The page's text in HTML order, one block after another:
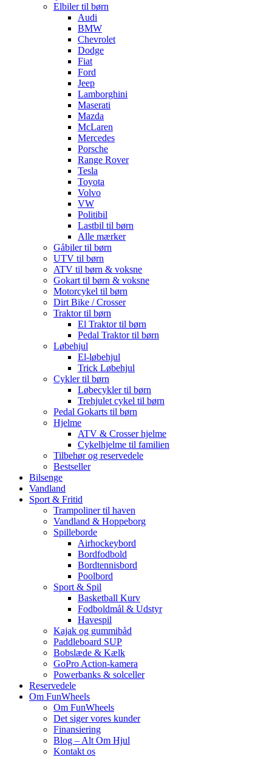
Elbiler til børn
Audi
BMW
Chevrolet
Dodge
Fiat
Ford
Jeep
Lamborghini
Maserati
Mazda
McLaren
Mercedes
Porsche
Range Rover
Tesla
Toyota
Volvo
VW
Politibil
Lastbil til børn
Alle mærker
Gåbiler til børn
UTV til børn
ATV til børn & voksne
Gokart til børn & voksne
Motorcykel til børn
Dirt Bike / Crosser
Traktor til børn
El Traktor til børn
Pedal Traktor til børn
Løbehjul
El-løbehjul
Trick Løbehjul
Cykler til børn
Løbecykler til børn
Trehjulet cykel til børn
Pedal Gokarts til børn
Hjelme
ATV & Crosser hjelme
Cykelhjelme til familien
Tilbehør og reservedele
Bestseller
Bilsenge
Vandland
Sport & Fritid
Trampoliner til haven
Vandland & Hoppeborg
Spilleborde
Airhockeybord
Bordfodbold
Bordtennisbord
Poolbord
Sport & Spil
Basketball Kurv
Fodboldmål & Udstyr
Havespil
Kajak og gummibåd
Paddleboard SUP
Bobslæde & Kælk
GoPro Action-kamera
Powerbanks & solceller
Reservedele
Om FunWheels
Om FunWheels
Det siger vores kunder
Finansiering
Blog – Alt Om Hjul
Kontakt os